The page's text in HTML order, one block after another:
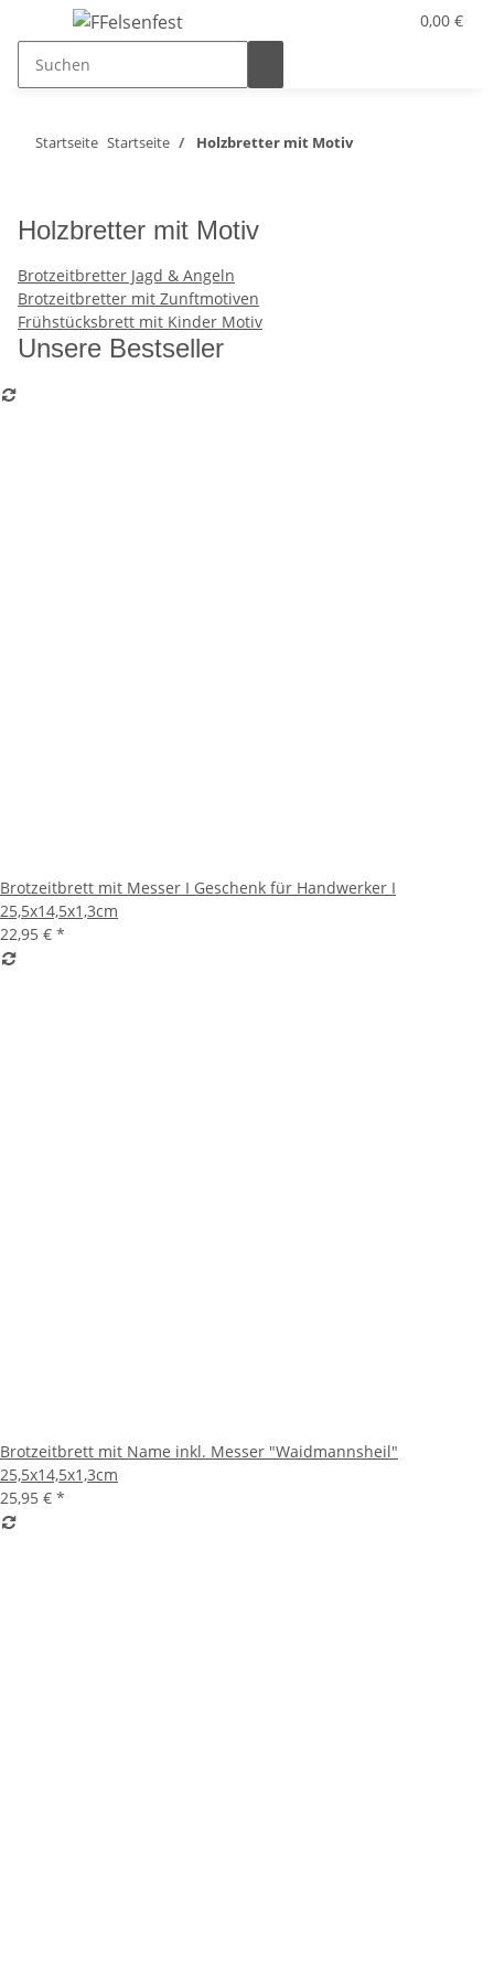
0,00 €
Startseite Startseite Holzbretter mit Motiv
Holzbretter mit Motiv
Brotzeitbretter Jagd & Angeln
Brotzeitbretter mit Zunftmotiven
Frühstücksbrett mit Kinder Motiv
Unsere Bestseller
Brotzeitbrett mit Messer I Geschenk für Handwerker I
25,5x14,5x1,3cm
22,95 € *
Brotzeitbrett mit Name inkl. Messer "Waidmannsheil"
25,5x14,5x1,3cm
25,95 € *